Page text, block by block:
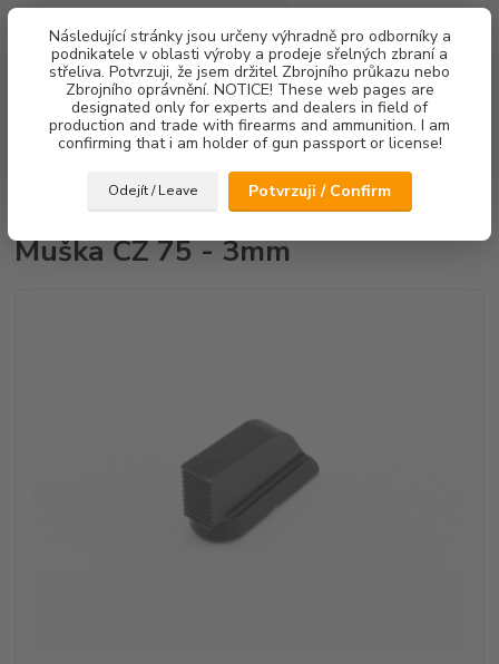
Následující stránky jsou určeny výhradně pro odborníky a
podnikatele v oblasti výroby a prodeje sřelných zbraní a
střeliva. Potvrzuji, že jsem držitel Zbrojního průkazu nebo
Zbrojního oprávnění. NOTICE! These web pages are
designated only for experts and dealers in field of
production and trade with firearms and ammunition. I am
confirming that i am holder of gun passport or license!
Odejít / Leave Potvrzuji / Confirm
Menu
Hledat
za0,00 Kč
Muška CZ 75 - 3mm
Muška CZ 75 - 3mm